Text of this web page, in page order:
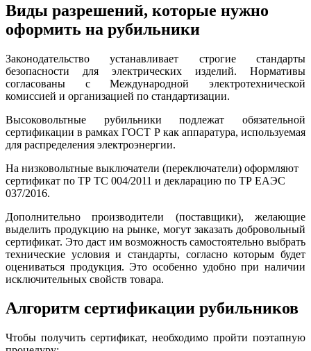
Виды разрешений, которые нужно
оформить на рубильники
Законодательство устанавливает строгие стандарты
безопасности для электрических изделий. Нормативы
согласованы с Международной электротехнической
комиссией и организацией по стандартизации.
Высоковольтные рубильники подлежат обязательной
сертификации в рамках ГОСТ Р как аппаратура, используемая
для распределения электроэнергии.
На низковольтные выключатели (переключатели) оформляют
сертификат по ТР ТС 004/2011 и декларацию по ТР ЕАЭС
037/2016.
Дополнительно производители (поставщики), желающие
выделить продукцию на рынке, могут заказать добровольный
сертификат. Это даст им возможность самостоятельно выбрать
технические условия и стандарты, согласно которым будет
оцениваться продукция. Это особенно удобно при наличии
исключительных свойств товара.
Алгоритм сертификации рубильников
Чтобы получить сертификат, необходимо пройти поэтапную